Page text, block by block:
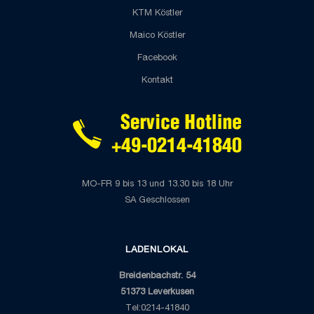
KTM Köstler
Maico Köstler
Facebook
Kontakt
MO-FR 9 bis 13 und 13.30 bis 18 Uhr
SA Geschlossen
LADENLOKAL
Breidenbachstr. 54
51373 Leverkusen
Tel:0214-41840